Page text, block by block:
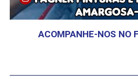
ACOMPANHE-NOS NO